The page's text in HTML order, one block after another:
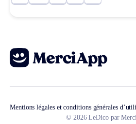
Mentions légales et conditions générales
© 2026 LeDico par